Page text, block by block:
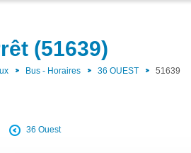
(51639)
Bus - Horaires 36 OUEST 51639
36 Ouest